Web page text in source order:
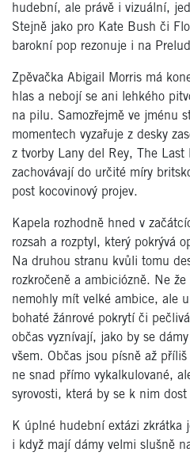
hudební, ale právě i vizuální,
Stejně jako pro Kate Bush či
barokní pop rezonuje i na
Zpěvačka Abigail Morris má
hlas a nebojí se ani lehkého
na pilu. Samozřejmě ve jménu
momentech vyzařuje z desky
z tvorby Lany del Rey, The Last
zachovávají do určité míry
post kocovinový projev.
Kapela rozhodně hned v
rozsah a rozptyl, který pokrývá
Na druhou stranu kvůli tomu
rozkročeně a ambiciózně. Ne
nemohly mít velké ambice, ale
bohaté žánrové pokrytí či
občas vyznívají, jako by se
všem. Občas jsou písně až
ne snad přímo vykalkulované,
syrovosti, která by se k nim
K úplné hudební extázi zkrátka
i když mají dámy velmi slušně